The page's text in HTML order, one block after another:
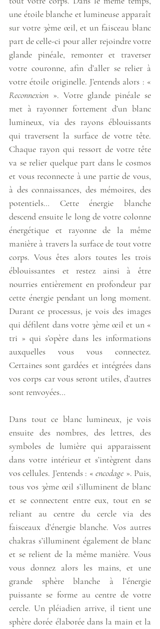
une étoile blanche et lumineuse apparaît
sur votre 3ème œil, et un faisceau blanc
part de celle-ci pour aller rejoindre votre
glande pinéale, remonter et traverser
votre couronne, afin d’aller se relier à
Reconnexion ». Votre glande pinéale se
met à rayonner fortement d’un blanc
lumineux, via des rayons éblouissants
qui traversent la surface de votre tête.
Chaque rayon qui ressort de votre tête
va se relier quelque part dans le cosmos
et vous reconnecte à une partie de vous,
à des connaissances, des mémoires, des
potentiels… Cette énergie blanche
descend ensuite le long de votre colonne
énergétique et rayonne de la même
manière à travers la surface de tout votre
corps. Vous êtes alors toutes les trois
éblouissantes et restez ainsi à être
nourries entièrement en profondeur par
cette énergie pendant un long moment.
Durant ce processus, je vois des images
qui défilent dans votre 3ème œil et un «
tri » qui s’opère dans les informations
auxquelles vous vous connectez.
Certaines sont gardées et intégrées dans
vos corps car vous seront utiles, d’autres
sont renvoyées…
Dans tout ce blanc lumineux, je vois
ensuite des nombres, des lettres, des
symboles de lumière qui apparaissent
dans votre intérieur et s’intègrent dans
vos cellules. J’entends : « encodage ». Puis,
tous vos 3ème œil s’illuminent de blanc
et se connectent entre eux, tout en se
reliant au centre du cercle via des
faisceaux d’énergie blanche. Vos autres
chakras s’illuminent également de blanc
et se relient de la même manière. Vous
vous donnez alors les mains, et une
grande sphère blanche à l’énergie
puissante se forme au centre de votre
cercle. Un pléiadien arrive, il tient une
sphère dorée élaborée dans la main et la